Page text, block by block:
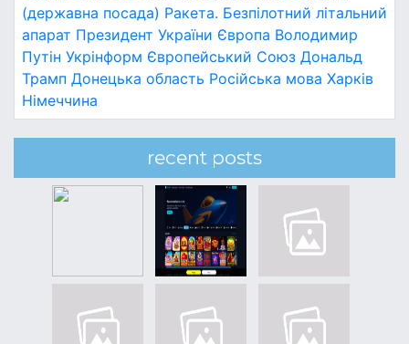
(державна посада) Ракета. Безпілотний літальний
апарат Президент України Європа Володимир
Путін Укрінформ Європейський Союз Дональд
Трамп Донецька область Російська мова Харків
Німеччина
recent posts